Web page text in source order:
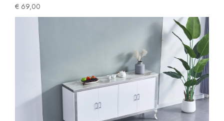
€ 69,00